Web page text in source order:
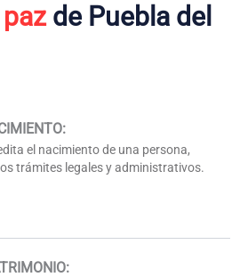
de Puebla del
:
el nacimiento de una persona,
trámites legales y administrativos.